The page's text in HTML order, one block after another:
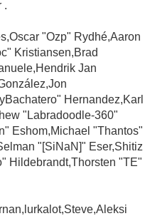
.
"Ozp" Rydhé,Aaron
Kristiansen,Brad
Jan
Hernandez,Karl
"Labradoodle-360"
Eshom,Michael "Thantos"
"[SiNaN]" Eser,Shitiz
Hildebrandt,Thorsten "TE"